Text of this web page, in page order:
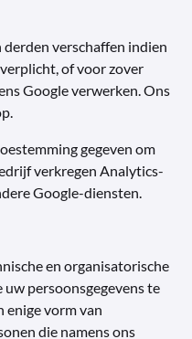
verschaffen indien
of voor zover
Google verwerken. Ons
gegeven om
verkregen Analytics-
Google-diensten.
en organisatorische
persoonsgegevens te
enige vorm van
die namens ons